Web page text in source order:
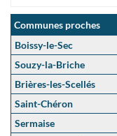
Communes proches
Boissy-le-Sec
Souzy-la-Briche
Brières-les-Scellés
Saint-Chéron
Sermaise